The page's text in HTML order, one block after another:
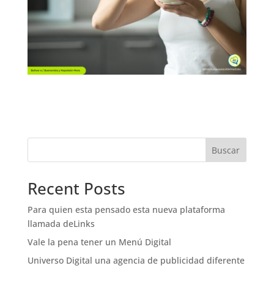
Buscar
Recent Posts
Para quien esta pensado esta nueva plataforma
llamada deLinks
Vale la pena tener un Menú Digital
Universo Digital una agencia de publicidad diferente